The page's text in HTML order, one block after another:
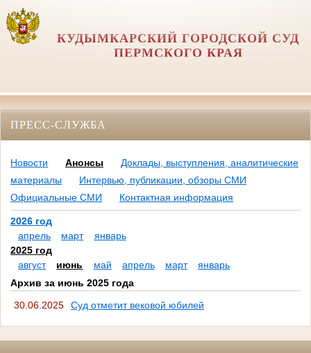
КУДЫМКАРСКИЙ ГОРОДСКОЙ СУД
ПЕРМСКОГО КРАЯ
ПРЕСС-СЛУЖБА
Новости Анонсы
Доклады, выступления, аналитические
материалы
Интервью, публикации, обзоры СМИ
Официальные СМИ
Контактная информация
2026 год
апрель
март
январь
2025 год
август
июнь май апрель март
январь
Архив за июнь 2025 года
30.06.2025
Суд отметит вековой юбилей